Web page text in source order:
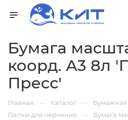
Бумага
коорд. А3 8л
Пресс'
Главная — Каталог — Бумажная
Папки для черчения — Бумага